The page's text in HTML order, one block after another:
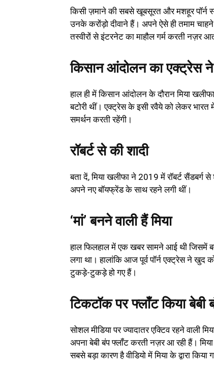
किसी ज़माने की सबसे खूबसूरत और मशहूर पॉर्न
उनके करोंड़ो दीवाने हैं। अपने ऐसे ही तमाम चाहने
तस्वीरों से इंटरनेट का माहौल गर्म करती नज़र
किसान आंदोलन का एक्ट्रेस ने
हाल ही में किसान आंदोलन के दौरान मिया
बटोरी थीं। एक्ट्रेस के इसी रवैये को लेकर भारत
समर्थन करती रहेंगी।
रॉबर्ट से की शादी
बता दें, मिया खलीफा ने 2019 में रॉबर्ट सैंडबर्ग
अपने नए बॉयफ्रेंड के साथ रहने लगी थीं।
‘मां’ बनने वाली हैं मिया
हाल फिलहाल में एक खबर सामने आई थी जिसमें
लगा था। हालांकि आज पूर्व पॉर्न एक्ट्रेस ने
टुकड़े-टुकड़े हो गए हैं।
टिकटॉक पर फ्लॉंट किया बेबी
सोशल मीडिया पर ज्यादातर एक्टिव रहने वाली
अपना बेबी बंप फ्लॉंट करती नज़र आ रही हैं।
सबसे बड़ा कारण है वीडियो में मिया के द्वारा किया